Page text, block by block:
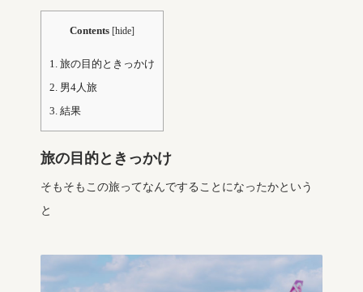
Contents [hide]
1.旅の目的ときっかけ
2.男4人旅
3.結果
旅の目的ときっかけ
そもそもこの旅ってなんですることになったかという
と